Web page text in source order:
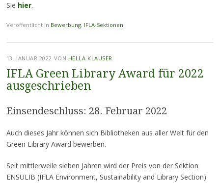
Sie hier.
Veröffentlicht in Bewerbung, IFLA-Sektionen
13. JANUAR 2022 VON HELLA KLAUSER
IFLA Green Library Award für 2022
ausgeschrieben
Einsendeschluss: 28. Februar 2022
Auch dieses Jahr können sich Bibliotheken aus aller Welt für den
Green Library Award bewerben.
Seit mittlerweile sieben Jahren wird der Preis von der Sektion
ENSULIB (IFLA Environment, Sustainability and Library Section)